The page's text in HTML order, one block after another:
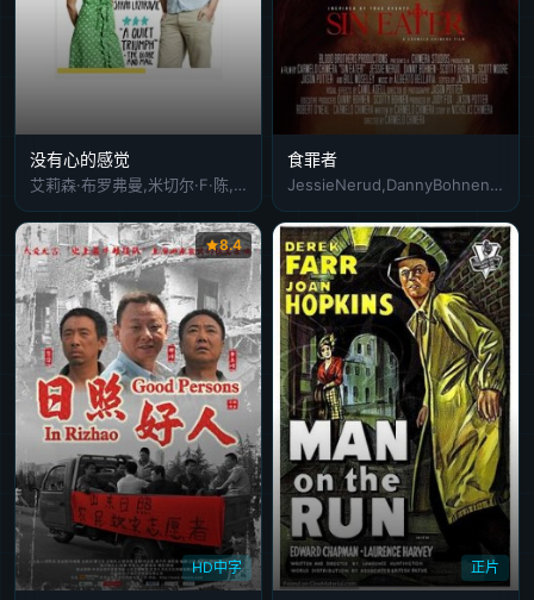
没有心的感觉
艾莉森·布罗弗曼,米切尔·F·陈,希拉里·道尔
食罪者
JessieNerud,DannyBohnen,ScottyBohnen,比尔·莫斯利,ScottMoore,GretchenHo,JasonPotter,JeremyCumrine,JohnCrockett,RussellGeoffreyBanks,MichelleHolland,FernandoA.SanMiguel,杰夫·帕里
HD中字
8.4
正片